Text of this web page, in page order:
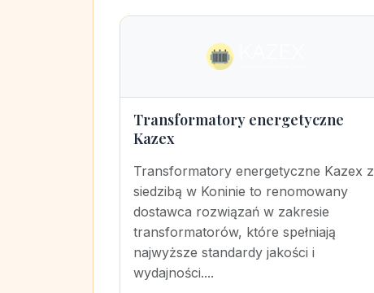
Transformatory energetyczne
Kazex
Transformatory energetyczne Kazex z
siedzibą w Koninie to renomowany
dostawca rozwiązań w zakresie
transformatorów, które spełniają
najwyższe standardy jakości i
wydajności....